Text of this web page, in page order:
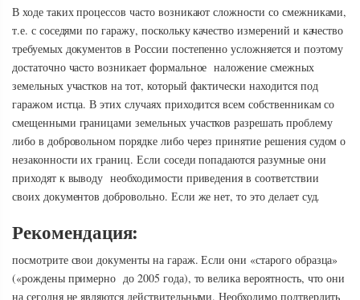
В ходе таких процессов часто возникают сложности со смежниками,
т.е. с соседями по гаражу, поскольку качество измерений и качество
требуемых документов в России постепенно усложняется и поэтому
достаточно часто возникает формальное наложение смежных
земельных участков на тот, который фактически находится под
гаражом истца. В этих случаях приходится всем собственникам со
смещенными границами земельных участков разрешать проблему
либо в добровольном порядке либо через принятие решения судом о
незаконности их границ. Если соседи попадаются разумные они
приходят к выводу необходимости приведения в соответствии
своих документов добровольно. Если же нет, то это делает суд.
Рекомендация:
посмотрите свои документы на гараж. Если они «старого образца»
(«рождены примерно до 2005 года), то велика вероятность, что они
на сегодня не являются действительными. Необходимо подтвердить